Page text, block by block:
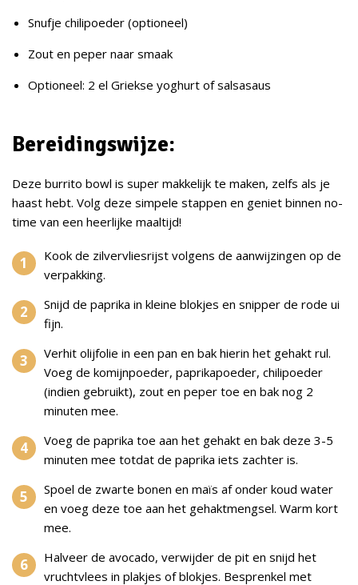
Snufje chilipoeder (optioneel)
Zout en peper naar smaak
Optioneel: 2 el Griekse yoghurt of salsasaus
Bereidingswijze:
Deze burrito bowl is super makkelijk te maken, zelfs als je
haast hebt. Volg deze simpele stappen en geniet binnen no-
time van een heerlijke maaltijd!
Kook de zilvervliesrijst volgens de aanwijzingen op de
verpakking.
Snijd de paprika in kleine blokjes en snipper de rode ui
fijn.
Verhit olijfolie in een pan en bak hierin het gehakt rul.
Voeg de komijnpoeder, paprikapoeder, chilipoeder
(indien gebruikt), zout en peper toe en bak nog 2
minuten mee.
Voeg de paprika toe aan het gehakt en bak deze 3-5
minuten mee totdat de paprika iets zachter is.
Spoel de zwarte bonen en maïs af onder koud water
en voeg deze toe aan het gehaktmengsel. Warm kort
mee.
Halveer de avocado, verwijder de pit en snijd het
vruchtvlees in plakjes of blokjes. Besprenkel met